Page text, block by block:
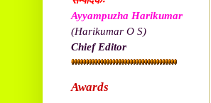
Ayyampuzha Harikumar
(Harikumar O S)
Chief Editor
Awards